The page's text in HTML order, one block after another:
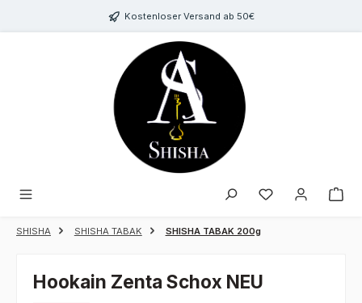
Zum Hauptinhalt springenKostenloser Versand ab 50€
Du hast 0
SHISHA SHISHA TABAK SHISHA TABAK 200g
Hookain Zenta Schox NEU